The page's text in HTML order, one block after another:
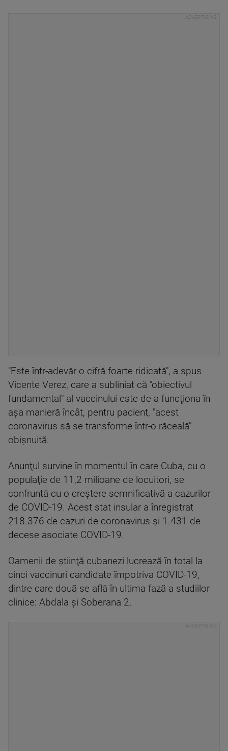
"Este într-adevăr o cifră foarte ridicată", a spus
Vicente Verez, care a subliniat că "obiectivul
fundamental" al vaccinului este de a funcţiona în
aşa manieră încât, pentru pacient, "acest
coronavirus să se transforme într-o răceală"
obişnuită.
Anunţul survine în momentul în care Cuba, cu o
populaţie de 11,2 milioane de locuitori, se
confruntă cu o creştere semnificativă a cazurilor
de COVID-19. Acest stat insular a înregistrat
218.376 de cazuri de coronavirus şi 1.431 de
decese asociate COVID-19.
Oamenii de ştiinţă cubanezi lucrează în total la
cinci vaccinuri candidate împotriva COVID-19,
dintre care două se află în ultima fază a studiilor
clinice: Abdala şi Soberana 2.